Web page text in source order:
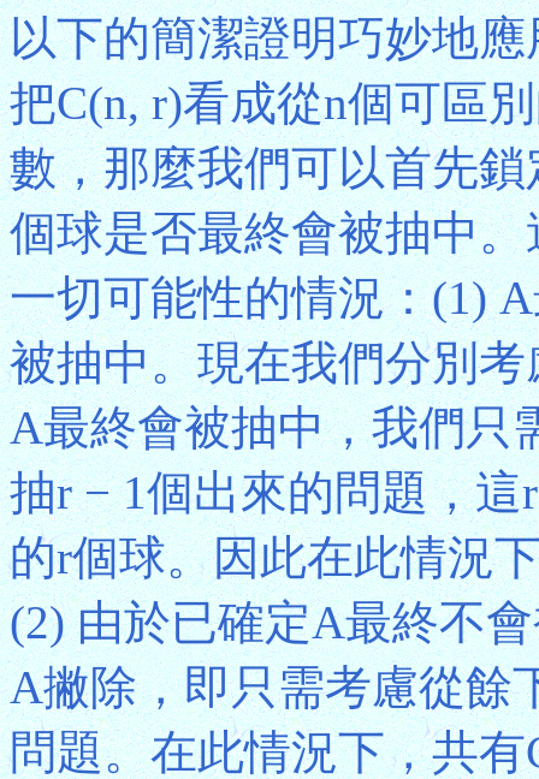
以下的簡潔證明巧妙地
把C(n, r)看成從n個可區
數，那麼我們可以首先
個球是否最終會被抽中
一切可能性的情況：(1)
被抽中。現在我們分別
A最終會被抽中，我們只
抽r − 1個出來的問題，
的r個球。因此在此情況
(2) 由於已確定A最終不
A撇除，即只需考慮從餘
問題。在此情況下，共